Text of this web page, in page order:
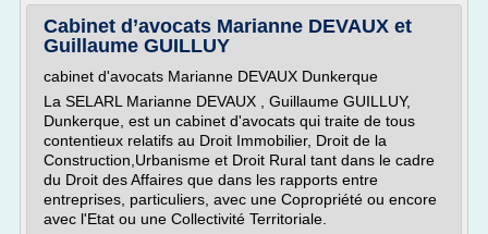
Cabinet d’avocats Marianne DEVAUX et
Guillaume GUILLUY
cabinet d'avocats Marianne DEVAUX Dunkerque
La SELARL Marianne DEVAUX , Guillaume GUILLUY,
Dunkerque, est un cabinet d'avocats qui traite de tous
contentieux relatifs au Droit Immobilier, Droit de la
Construction,Urbanisme et Droit Rural tant dans le cadre
du Droit des Affaires que dans les rapports entre
entreprises, particuliers, avec une Copropriété ou encore
avec l'Etat ou une Collectivité Territoriale.